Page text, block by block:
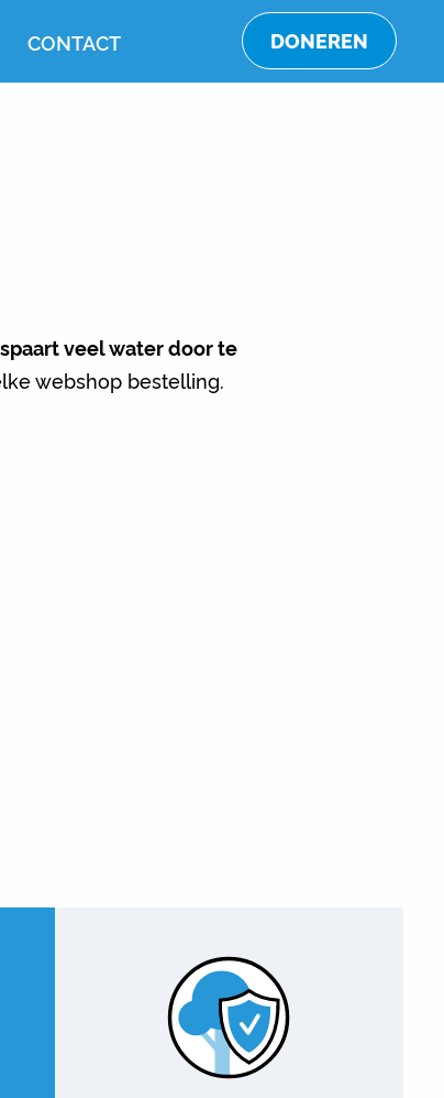
DONEREN
CONTACT
veel water door te
webshop bestelling.